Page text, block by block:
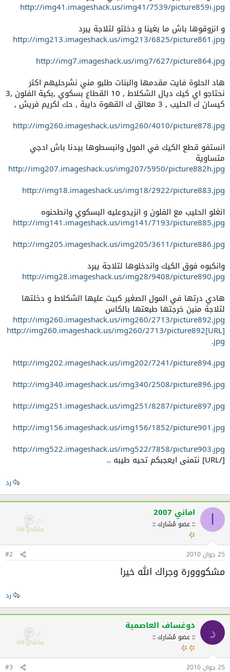
http://img41.imageshack.us/img41/7539/picture859i.jpg
و انزوقوها باش ما بغينا و دخلتو لتلاجة يبرد
http://img213.imageshack.us/img213/6825/picture861.jpg
http://img7.imageshack.us/img7/627/picture864.jpg
هاد الحلوة فايت مقدمها والبنات طلبو مني نشرحليهم اكتر
نحتاجو اي كيك ديال الشكلاط , 10 القطاع بسكوي ,بكية الفلون ,3
كيسان ك الحليب , 3 معالق ك القهوة دايبة , حك لكريم فريش ,
http://img260.imageshack.us/img260/4010/picture878.jpg
انستفو قطع الكيك في المول وانبسطوها بيدنا باش ادجي
متساوية
http://img207.imageshack.us/img207/5950/picture882h.jpg
http://img18.imageshack.us/img18/2922/picture883.jpg
انغلو الحليب مع الفلون و انزيدوعليه البسكوي وانطحنوه
http://img141.imageshack.us/img141/7193/picture885.jpg
http://img205.imageshack.us/img205/3611/picture886.jpg
وانكبوه فوق الكيك واندخلوها لتلاجة يبرد
http://img28.imageshack.us/img28/9408/picture890.jpg
هادي درتها في المول الصغير كبيت عليها الشكلاط و دخلتها
لتلاجة منين خرجتها طبعتها بالكاس
http://img260.imageshack.us/img260/2713/picture892.jpg
[URL]http://img260.imageshack.us/img260/2713/picture892
.jpg
http://img202.imageshack.us/img202/7241/picture894.jpg
http://img340.imageshack.us/img340/2508/picture896.jpg
http://img251.imageshack.us/img251/8287/picture897.jpg
http://img156.imageshack.us/img156/1852/picture901.jpg
http://img522.imageshack.us/img522/7858/picture903.jpg
[/URL] نتمنى ايعجبكم تحيه طيبه ..
رد
اماني 2007
:: عضو مُشارك ::
25 جوان 2010 #2
مشكووورة وجراك الله خيرا
رد
د دوغساف العاصمية
:: عضو مُشارك ::
25 جوان 2010 #3